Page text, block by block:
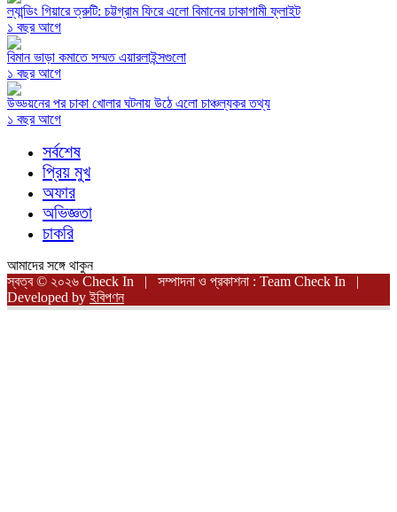
ল্যান্ডিং গিয়ারে ত্রুটি: চট্টগ্রাম ফিরে এলো বিমানের ঢাকাগামী ফ্লাইট
১ বছর আগে
বিমান ভাড়া কমাতে সম্মত এয়ারলাইন্সগুলো
১ বছর আগে
উড্ডয়নের পর চাকা খোলার ঘটনায় উঠে এলো চাঞ্চল্যকর তথ্য
১ বছর আগে
সর্বশেষ
প্রিয় মুখ
অফার
অভিজ্ঞতা
চাকরি
আমাদের সঙ্গে থাকুন
স্বত্ব © ২০২৬ Check In | সম্পাদনা ও প্রকাশনা : Team Check In |
Developed byইবিপণন